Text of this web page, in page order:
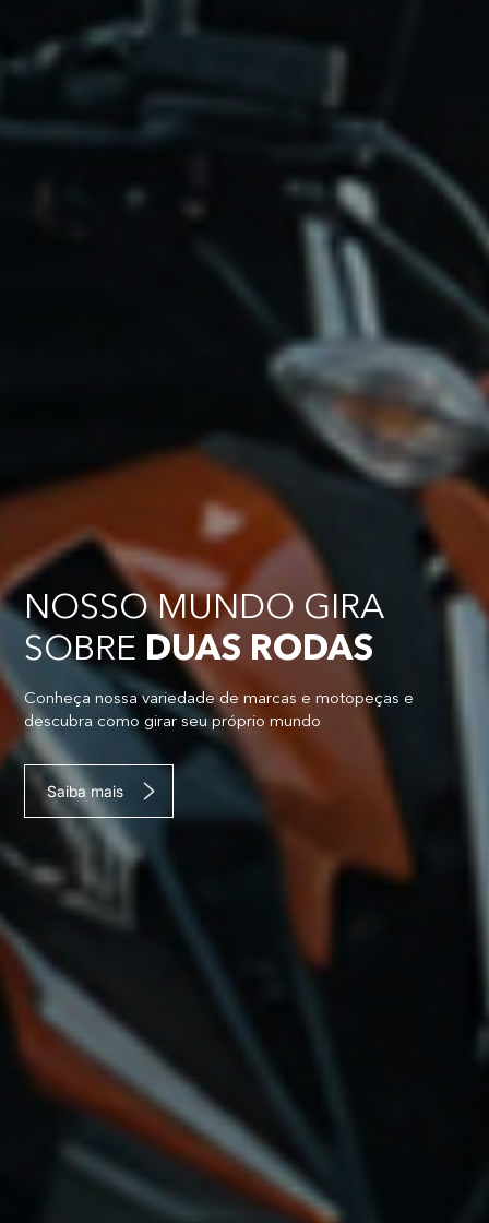
NOSSO MUNDO GIRA
SOBRE DUAS RODAS
Conheça nossa variedade de marcas e motopeças e
descubra como girar seu próprio mundo
Saiba mais